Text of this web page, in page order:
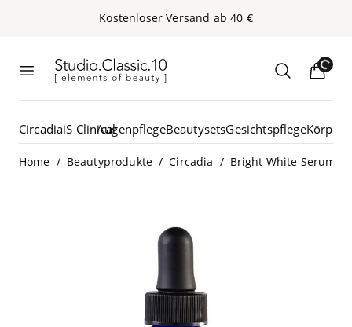
Kos­ten­lo­ser Ver­sand ab40 €
Studio.Classic.10
Loading...
CircadiaiS ClinicalAugenpflegeBeautysetsGesichtspflege
Home / Beautyprodukte / Circadia / Bright White Serum